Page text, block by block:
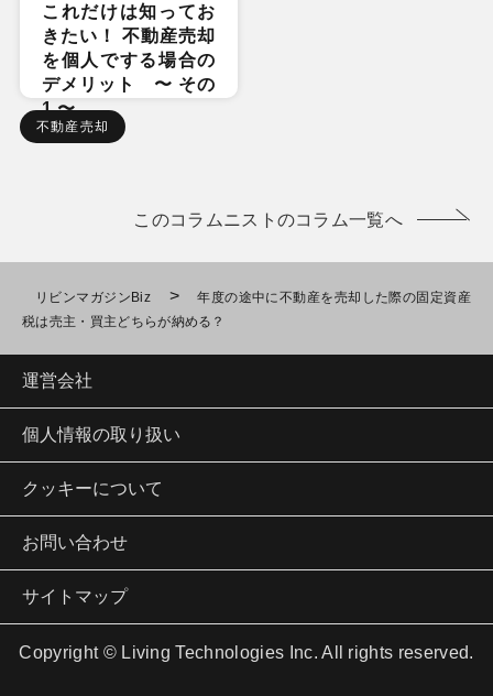
これだけは知ってお
きたい！ 不動産売却
を個人でする場合の
デメリット 〜 その
1 〜
不動産売却
このコラムニストのコラム一覧へ
リビンマガジンBiz >
年度の途中に不動産を売却した際の固定資産
税は売主・買主どちらが納める？
運営会社
個人情報の取り扱い
クッキーについて
お問い合わせ
サイトマップ
Copyright © Living Technologies Inc. All rights reserved.